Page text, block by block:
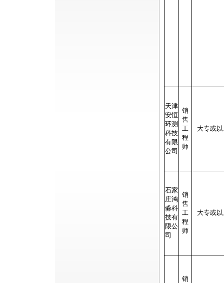
天津
安恒
环测
科技
有限
公司
销
售
工
程
师
大专或
石家
庄鸿
淼科
技有
限公
司
销
售
工
程
师
大专或
销